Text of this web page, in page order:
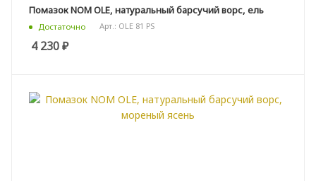
Помазок NOM OLE, натуральный барсучий ворс, ель
Достаточно Арт.: OLE 81 PS
4 230₽